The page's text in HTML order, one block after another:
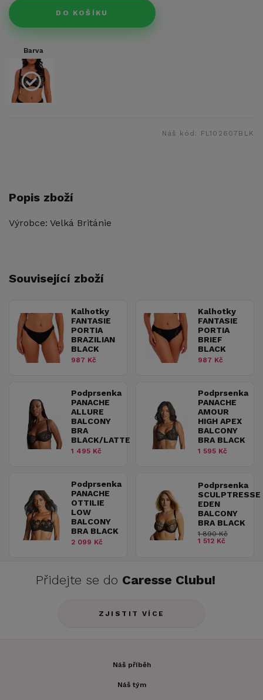
DO KOŠÍKU
Barva
Náš kód: FL102607BLK
Popis zboží
Výrobce: Velká Británie
Související zboží
Kalhotky
FANTASIE
PORTIA
BRAZILIAN
BLACK
987 Kč
Kalhotky
FANTASIE
PORTIA
BRIEF
BLACK
987 Kč
Podprsenka
PANACHE
ALLURE
BALCONY
BRA
BLACK/LATTE
1 495 Kč
Podprsenka
PANACHE
AMOUR
HIGH APEX
BALCONY
BRA BLACK
1 595 Kč
Podprsenka
PANACHE
OTTILIE
LOW
BALCONY
BRA BLACK
2 099 Kč
Podprsenka
SCULPTRESSE
EDEN
BALCONY
BRA BLACK
1 890 Kč
1 512 Kč
Přidejte se do Caresse Clubu!
ZJISTIT VÍCE
Náš příběh
Náš tým